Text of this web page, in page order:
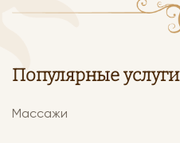
Популярные услуги
Массажи